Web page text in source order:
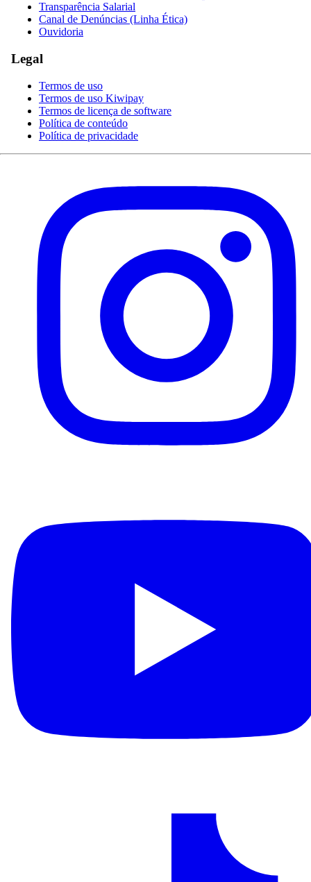
Transparência Salarial
Canal de Denúncias (Linha Ética)
Ouvidoria
Legal
Termos de uso
Termos de uso Kiwipay
Termos de licença de software
Política de conteúdo
Política de privacidade